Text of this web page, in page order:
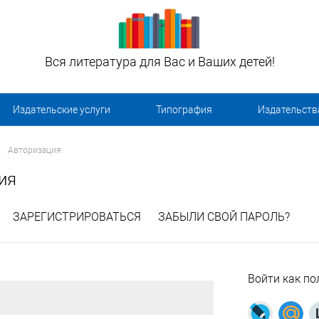
Вся литература для Вас и Ваших детей!
Издательские услуги Типография
Авторизация
ЗАРЕГИСТРИРОВАТЬСЯ ЗАБЫЛИ СВОЙ ПАРОЛЬ?
Войти как